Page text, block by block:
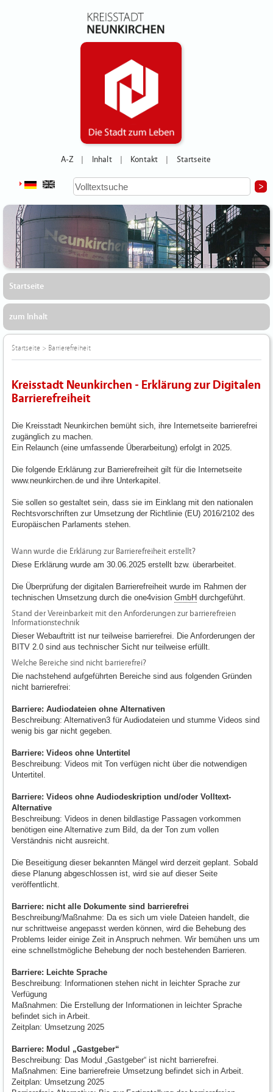
A-Z Inhalt Kontakt Startseite
Startseite
zum Inhalt
Startseite > Barrierefreiheit
Kreisstadt Neunkirchen - Erklärung zur Digitalen
Barrierefreiheit
Die Kreisstadt Neunkirchen bemüht sich, ihre Internetseite barrierefrei
zugänglich zu machen.
Ein Relaunch (eine umfassende Überarbeitung) erfolgt in 2025.
Die folgende Erklärung zur Barrierefreiheit gilt für die Internetseite
www.neunkirchen.de und ihre Unterkapitel.
Sie sollen so gestaltet sein, dass sie im Einklang mit den nationalen
Rechtsvorschriften zur Umsetzung der Richtlinie (EU) 2016/2102 des
Europäischen Parlaments stehen.
Wann wurde die Erklärung zur Barrierefreiheit erstellt?
Diese Erklärung wurde am 30.06.2025 erstellt bzw. überarbeitet.
Die Überprüfung der digitalen Barrierefreiheit wurde im Rahmen der
technischen Umsetzung durch die one4vision GmbH durchgeführt.
Stand der Vereinbarkeit mit den Anforderungen zur barrierefreien
Informationstechnik
Dieser Webauftritt ist nur teilweise barrierefrei. Die Anforderungen der
BITV 2.0 sind aus technischer Sicht nur teilweise erfüllt.
Welche Bereiche sind nicht barrierefrei?
Die nachstehend aufgeführten Bereiche sind aus folgenden Gründen
nicht barrierefrei:
Barriere: Audiodateien ohne Alternativen
Beschreibung: Alternativen3 für Audiodateien und stumme Videos sind
wenig bis gar nicht gegeben.
Barriere: Videos ohne Untertitel
Beschreibung: Videos mit Ton verfügen nicht über die notwendigen
Untertitel.
Barriere: Videos ohne Audiodeskription und/oder Volltext-
Alternative
Beschreibung: Videos in denen bildlastige Passagen vorkommen
benötigen eine Alternative zum Bild, da der Ton zum vollen
Verständnis nicht ausreicht.
Die Beseitigung dieser bekannten Mängel wird derzeit geplant. Sobald
diese Planung abgeschlossen ist, wird sie auf dieser Seite
veröffentlicht.
Barriere: nicht alle Dokumente sind barrierefrei
Beschreibung/Maßnahme: Da es sich um viele Dateien handelt, die
nur schrittweise angepasst werden können, wird die Behebung des
Problems leider einige Zeit in Anspruch nehmen. Wir bemühen uns um
eine schnellstmögliche Behebung der noch bestehenden Barrieren.
Barriere: Leichte Sprache
Beschreibung: Informationen stehen nicht in leichter Sprache zur
Verfügung
Maßnahmen: Die Erstellung der Informationen in leichter Sprache
befindet sich in Arbeit.
Zeitplan: Umsetzung 2025
Barriere: Modul „Gastgeber“
Beschreibung: Das Modul „Gastgeber“ ist nicht barrierefrei.
Maßnahmen: Eine barrierefreie Umsetzung befindet sich in Arbeit.
Zeitplan: Umsetzung 2025